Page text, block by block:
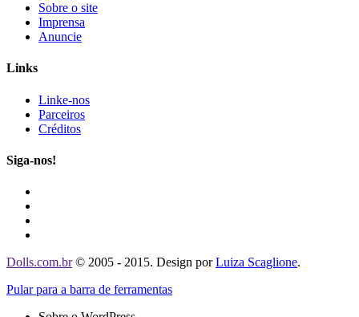
Sobre o site
Imprensa
Anuncie
Links
Linke-nos
Parceiros
Créditos
Siga-nos!
Dolls.com.br© 2005 - 2015. Design porLuiza Scaglione.
Pular para a barra de ferramentas